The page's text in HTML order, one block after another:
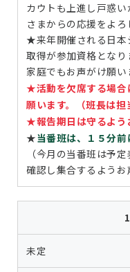
カウトも上進し戸惑
さまからの応援をよろ
★来年開催される日本
取得が参加資格とな
家庭でもお声がけ願い
★活動を欠席する場合
願います。（班長は担
★報告期日は守るよう
★当番班は、１５分前
（今月の当番班は予
確認し集合するようお
未定